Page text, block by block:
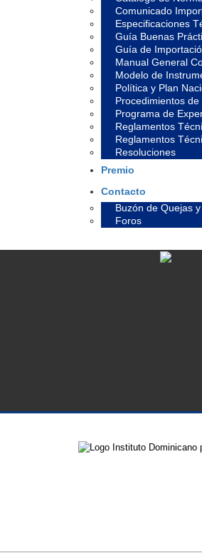
Comunicado
Especificaciones
Guía Buenas
Guía de
Manual General
Modelo de
Política y Plan
Procedimientos de
Programa de
Reglamentos
Reglamentos
Resoluciones
Premio
Contacto
Buzón de Quejas
Foros